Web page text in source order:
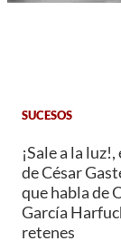
SUCESOS
¡Sale a la
de César
que habla de
García
retenes